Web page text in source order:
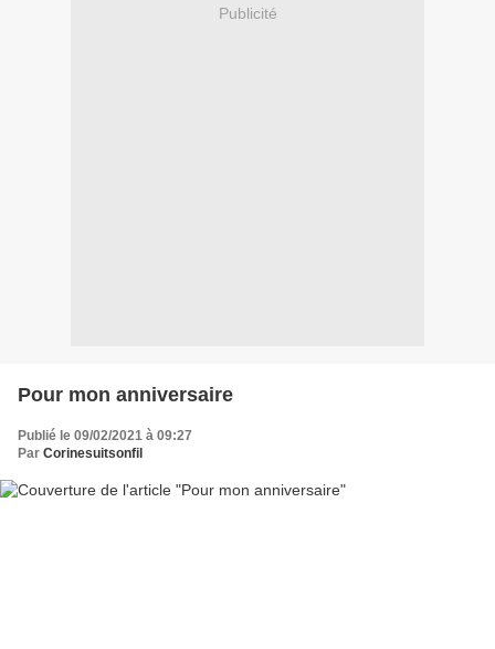
Publicité
Pour mon anniversaire
Publié le 09/02/2021 à 09:27
Par Corinesuitsonfil